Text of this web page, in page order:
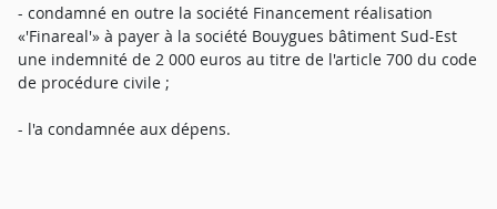
- condamné en outre la société Financement réalisation
«'Finareal'» à payer à la société Bouygues bâtiment Sud-Est
une indemnité de 2 000 euros au titre de l'article 700 du code
de procédure civile ;
- l'a condamnée aux dépens.